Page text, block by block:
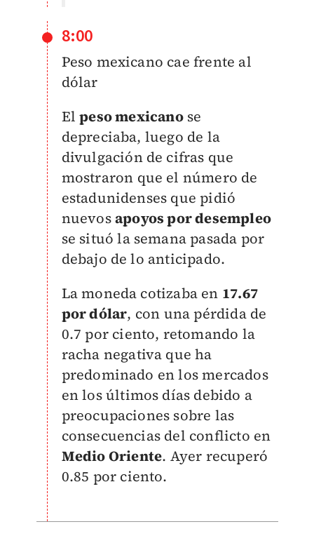
8:00
Peso mexicano cae frente al
dólar
Elpeso mexicanose
depreciaba, luego de la
divulgación de cifras que
mostraron que el número de
estadunidenses que pidió
nuevosapoyos por desempleo
se situó la semana pasada por
debajo de lo anticipado.
La moneda cotizaba en 17.67
por dólar, con una pérdida de
0.7 por ciento, retomando la
racha negativa que ha
predominado en los mercados
en los últimos días debido a
preocupaciones sobre las
consecuencias del conflicto en
Medio Oriente. Ayer recuperó
0.85 por ciento.